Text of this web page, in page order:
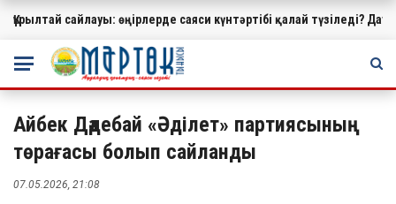
МАҢЫЗДЫ
Құрылтай сайлауы: өңірлерде саяси күнтәртібі қалай
Айбек Дәдебай «Әділет» партиясының
төрағасы болып сайланды
07.05.2026, 21:08